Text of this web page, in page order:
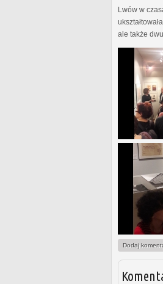
Lwów w
ale także
Dodaj